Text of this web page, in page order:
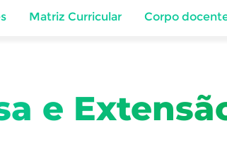
Matriz Curricular Corpo
e